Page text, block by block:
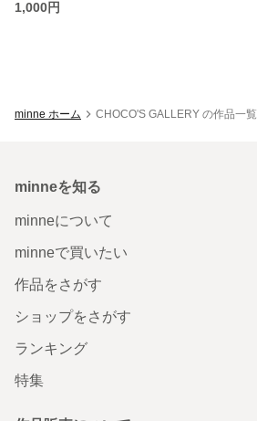
1,000円
minne ホーム CHOCO'S GALLERY の作品一覧
minneを知る
minneについて
minneで買いたい
作品をさがす
ショップをさがす
ランキング
特集